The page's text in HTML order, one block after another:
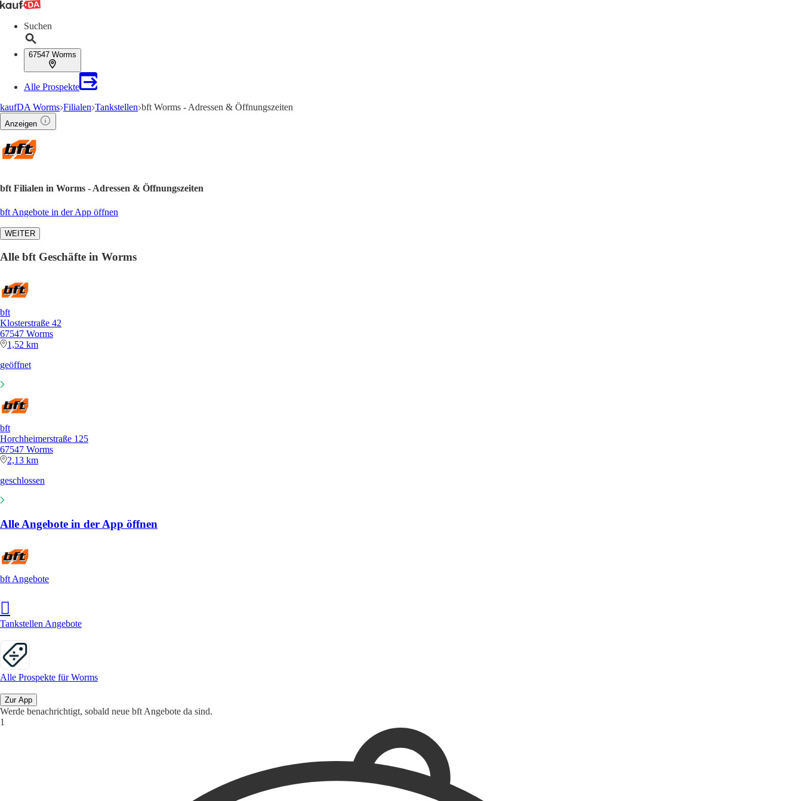
Suchen
67547 Worms
Alle Prospekte
kaufDA Worms Filialen Tankstellen bft Worms - Adressen & Öffnungszeiten
Anzeigen
bft Filialen in Worms - Adressen & Öffnungszeiten
bft Angebote in der App öffnen
WEITER
Alle bft Geschäfte in Worms
bft
Klosterstraße 42
67547 Worms
1,52 km
geöffnet
bft
Horchheimerstraße 125
67547 Worms
2,13 km
geschlossen
Alle Angebote in der App öffnen
bft Angebote
Tankstellen Angebote
Alle Prospekte für Worms
Zur App
Werde benachrichtigt, sobald neue bft Angebote da sind.
1